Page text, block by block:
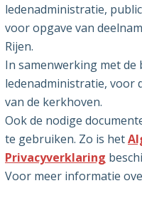
ledenadministratie,
voor opgave van
Rijen.
In samenwerking met de
ledenadministratie, voor
van de kerkhoven.
Ook de nodige
te gebruiken. Zo is het
Privacyverklaring
Voor meer informatie